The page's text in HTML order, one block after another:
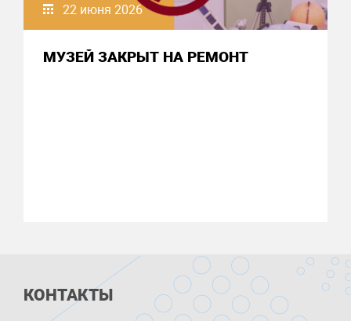
22 июня 2026
МУЗЕЙ ЗАКРЫТ НА РЕМОНТ
КОНТАКТЫ